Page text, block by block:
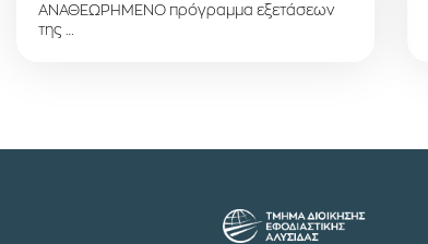
ΑΝΑΘΕΩΡΗΜΕΝΟ πρόγραμμα εξετάσεων
της …